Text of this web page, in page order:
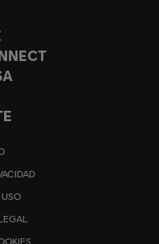
COOKIES